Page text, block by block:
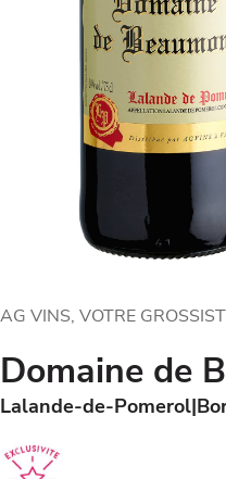
AG VINS, VOTRE
Domaine de
Lalande-de-Pomerol